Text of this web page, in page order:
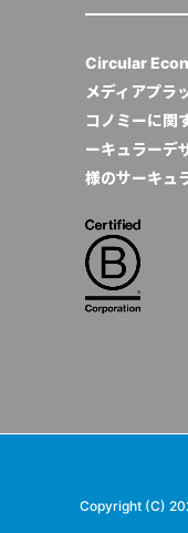
Circular
メディアプラ
コノミーに関
ーキュラーデ
様のサーキュ
Copyright (C)